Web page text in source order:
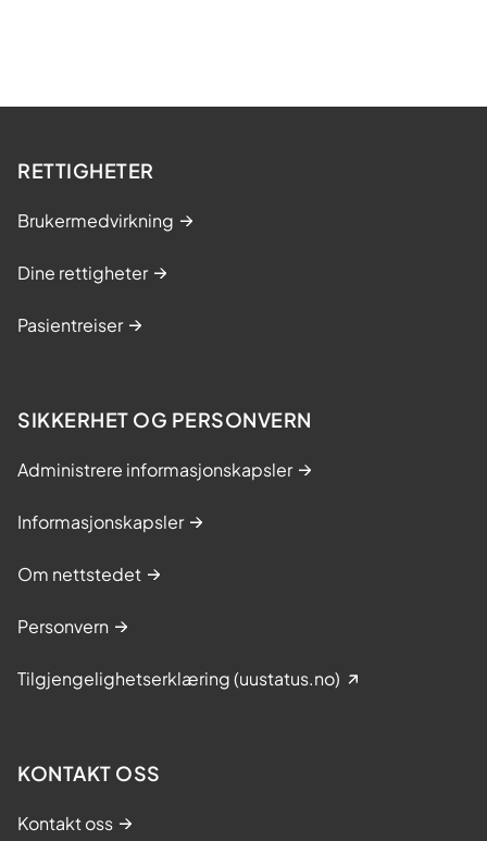
RETTIGHETER
Brukermedvirkning
Dine rettigheter
Pasientreiser
SIKKERHET OG PERSONVERN
Administrere informasjonskapsler
Informasjonskapsler
Om nettstedet
Personvern
Tilgjengelighetserklæring (uustatus.no)
KONTAKT OSS
Kontakt oss